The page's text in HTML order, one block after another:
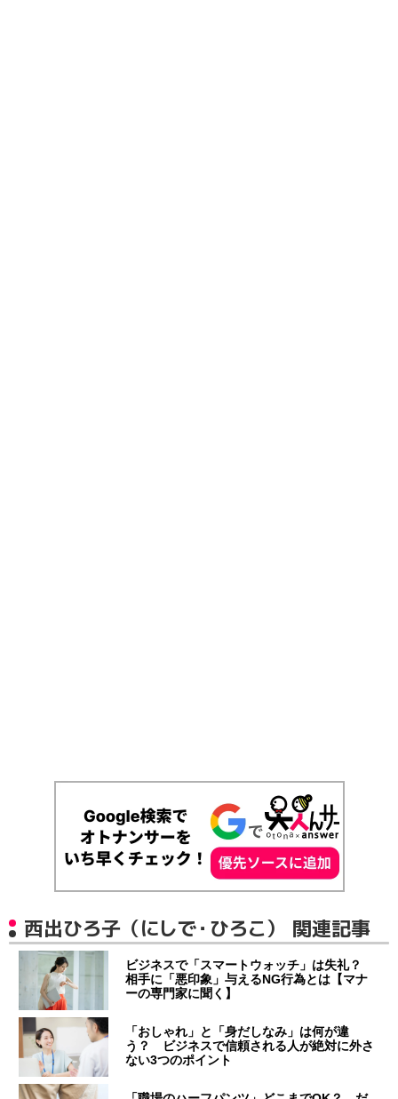
西出ひろ子（にしで・ひろこ） 関連記事
ビジネスで「スマートウォッチ」は失礼？
相手に「悪印象」与えるNG行為とは【マナ
ーの専門家に聞く】
「おしゃれ」と「身だしなみ」は何が違
う？ ビジネスで信頼される人が絶対に外さ
ない3つのポイント